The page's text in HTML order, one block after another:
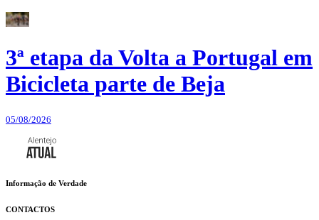
3ª etapa da Volta a Portugal em
Bicicleta parte de Beja
05/08/2026
Informação de Verdade
CONTACTOS